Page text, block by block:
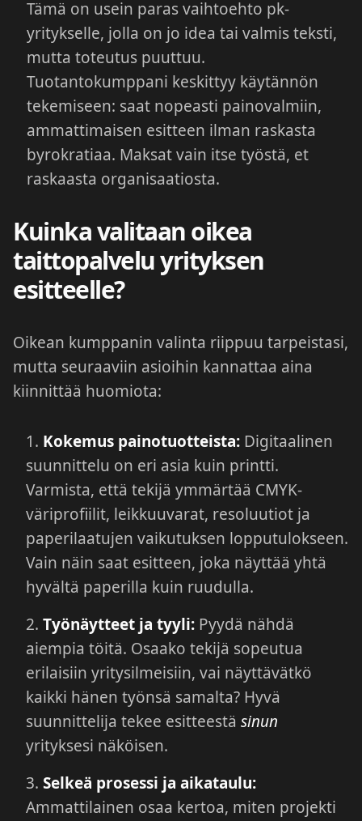
Tämä on usein paras vaihtoehto pk-
yritykselle, jolla on jo idea tai valmis teksti,
mutta toteutus puuttuu.
Tuotantokumppani keskittyy käytännön
tekemiseen: saat nopeasti painovalmiin,
ammattimaisen esitteen ilman raskasta
byrokratiaa. Maksat vain itse työstä, et
raskaasta organisaatiosta.
Kuinka valitaan oikea
taittopalvelu yrityksen
esitteelle?
Oikean kumppanin valinta riippuu tarpeistasi,
mutta seuraaviin asioihin kannattaa aina
kiinnittää huomiota:
Kokemus painotuotteista: Digitaalinen
suunnittelu on eri asia kuin printti.
Varmista, että tekijä ymmärtää CMYK-
väriprofiilit, leikkuuvarat, resoluutiot ja
paperilaatujen vaikutuksen lopputulokseen.
Vain näin saat esitteen, joka näyttää yhtä
hyvältä paperilla kuin ruudulla.
Työnäytteet ja tyyli: Pyydä nähdä
aiempia töitä. Osaako tekijä sopeutua
erilaisiin yritysilmeisiin, vai näyttävätkö
kaikki hänen työnsä samalta? Hyvä
suunnittelija tekee esitteestä sinun
yrityksesi näköisen.
Selkeä prosessi ja aikataulu:
Ammattilainen osaa kertoa, miten projekti